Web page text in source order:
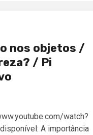
nos objetos /
/ Pi
watch?
A importância